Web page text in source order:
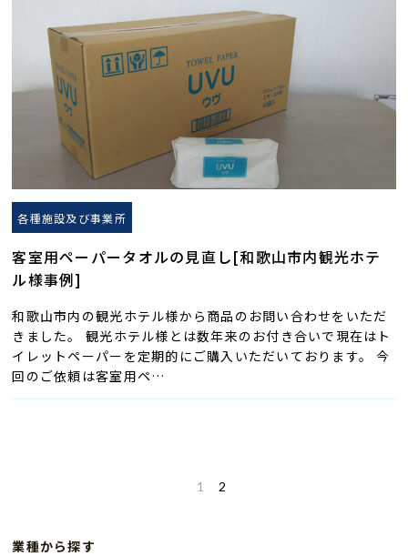
各種施設及び事業所
客室用ペーパータオルの見直し[和歌山市内観光ホテ
ル様事例]
和歌山市内の観光ホテル様から商品のお問い合わせをいただ
きました。 観光ホテル様とは数年来のお付き合いで現在はト
イレットペーパーを定期的にご購入いただいております。 今
回のご依頼は客室用ペ…
1 2
業種から探す